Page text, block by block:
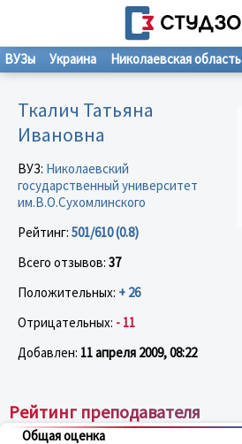
ВУЗы Украина Николаевская область
Ткалич Татьяна
Ивановна
ВУЗ: Николаевский
государственный университет
им.В.О.Сухомлинского
Рейтинг: 501/610 (0.8)
Всего отзывов: 37
Положительных: + 26
Отрицательных: - 11
Добавлен: 11 апреля 2009, 08:22
Рейтинг преподавателя
Общая оценка